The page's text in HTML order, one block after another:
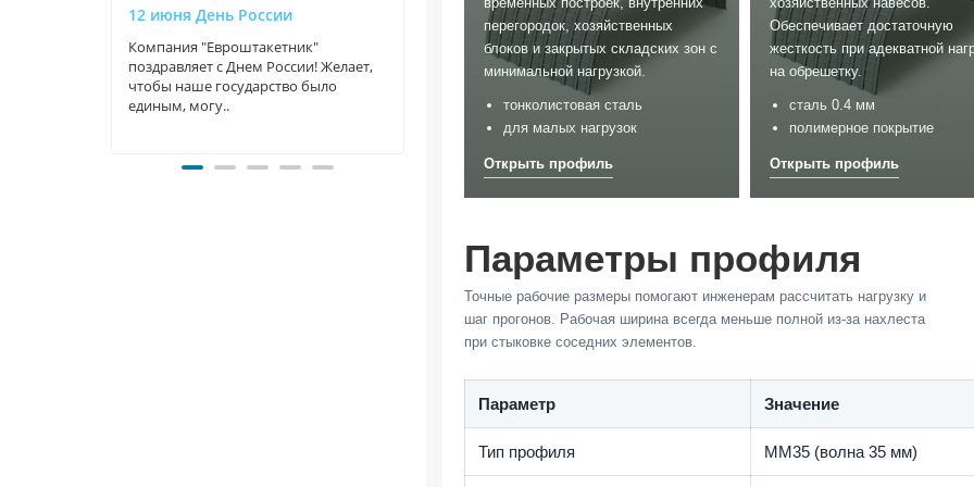
12 июня День России
Компания "Евроштакетник"
поздравляет с Днем России! Желает,
чтобы наше государство было
единым, могу..
9 Мая - День Победы!
Компания "Евроштакетник" С
прекрасным праздником, суровым и
трогательным одновременно — с
великим и ..
1 мая – Праздник Весны и
Компания "Евроштакетник" С
праздником 1 Мая! Пусть
станет днем, когда все дела
удас..
перегородок, хозяйственных
блоков и закрытых складских зон с
минимальной нагрузкой.
тонколистовая сталь
для малых нагрузок
Обеспечивает достаточную
жесткость при адекватной
на обрешетку.
сталь 0.4 мм
полимерное покрытие
Параметры профиля
Точные рабочие размеры помогают инженерам рассчитать нагрузку и
шаг прогонов. Рабочая ширина всегда меньше полной из-за нахлеста
при стыковке соседних элементов.
Параметр Значение
Тип профиля ММ35 (волна 35 мм)